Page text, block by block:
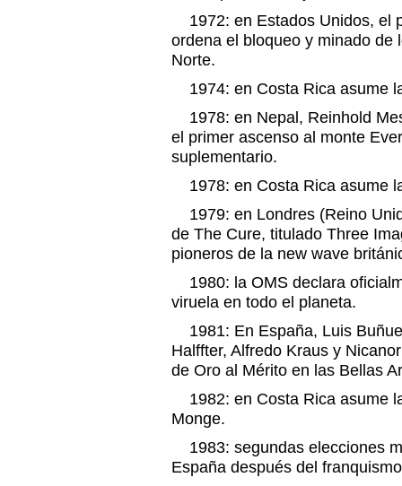
1972: en Estados Unidos, el
ordena el bloqueo y minado de
Norte.
1974: en Costa Rica asume
1978: en Nepal, Reinhold
el primer ascenso al monte
suplementario.
1978: en Costa Rica asume
1979: en Londres (Reino
de The Cure, titulado Three
pioneros de la new wave
1980: la OMS declara
viruela en todo el planeta.
1981: En España, Luis
Halffter, Alfredo Kraus y
de Oro al Mérito en las Bellas
1982: en Costa Rica asume
Monge.
1983: segundas elecciones
España después del